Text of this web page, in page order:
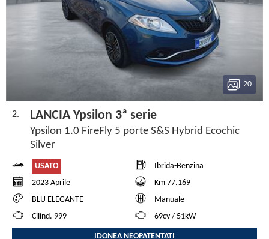
20
2. LANCIA Ypsilon 3ª serie
Ypsilon 1.0 FireFly 5 porte S&S Hybrid Ecochic
Silver
USATO
Ibrida-Benzina
2023 Aprile
Km 77.169
BLU ELEGANTE
Manuale
Cilind. 999
69cv / 51kW
IDONEA NEOPATENTATI